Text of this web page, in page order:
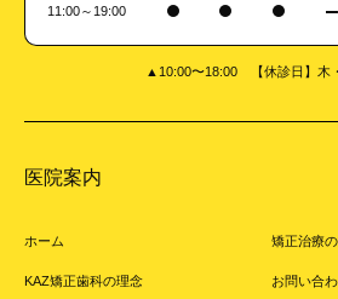
11:00～19:00
▲10:00〜18:00 【休診日】木
医院案内
ホーム
KAZ矯正歯科の理念
矯正治療
お問い合